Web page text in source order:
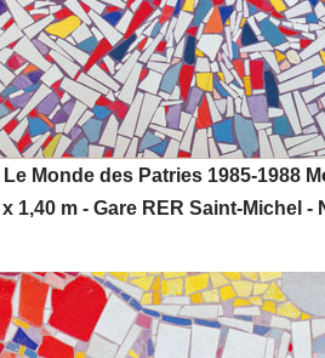
Monde des Patries 1985-1988
1,40 m - Gare RER Saint-Michel -